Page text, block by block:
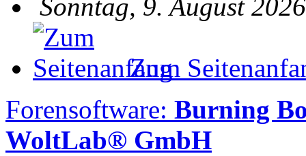
Sonntag, 9. August
Zum
Forensoftware: Burning
WoltLab® GmbH